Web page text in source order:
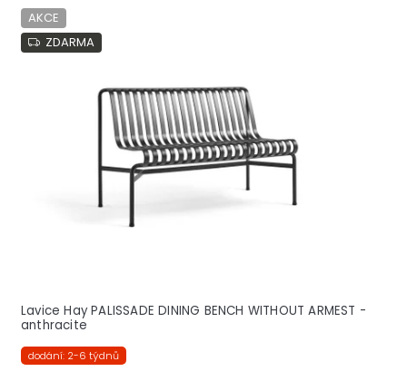
AKCE
ZDARMA
Lavice Hay PALISSADE DINING BENCH WITHOUT ARMEST -
anthracite
dodání: 2-6 týdnů